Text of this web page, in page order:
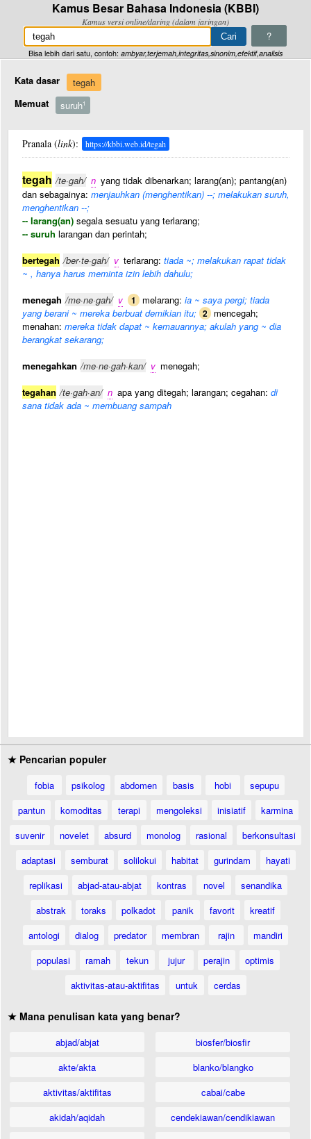
Kamus Besar Bahasa Indonesia (KBBI)
Kamus versi online/daring (dalam jaringan)
?
Bisa lebih dari satu, contoh: ambyar,terjemah,integritas,sinonim,efektif,analisis
Kata dasar
tegah
Memuat
suruh1
Pranala (link): https://kbbi.web.id/tegah
tegah /te·gah/ n yang tidak dibenarkan; larang(an); pantang(an)
dan sebagainya: menjauhkan (menghentikan) --; melakukan suruh,
menghentikan --;
-- larang(an) segala sesuatu yang terlarang;
-- suruh larangan dan perintah;
bertegah /ber·te·gah/ v terlarang: tiada ~; melakukan rapat tidak
~ , hanya harus meminta izin lebih dahulu;
menegah /me·ne·gah/ v 1 melarang: ia ~ saya pergi; tiada
yang berani ~ mereka berbuat demikian itu; 2 mencegah;
menahan: mereka tidak dapat ~ kemauannya; akulah yang ~ dia
berangkat sekarang;
menegahkan /me·ne·gah·kan/ v menegah;
tegahan /te·gah·an/ n apa yang ditegah; larangan; cegahan: di
sana tidak ada ~ membuang sampah
★ Pencarian populer
fobia psikolog abdomen basis hobi
sepupu
pantun
komoditas terapi mengoleksi inisiatif
karmina
suvenir
novelet absurd monolog rasional
berkonsultasi
adaptasi
semburat solilokui habitat gurindam
hayati
replikasi
abjad-atau-abjat kontras novel
senandika
abstrak
toraks polkadot panik favorit
kreatif
antologi
dialog predator membran rajin
mandiri
populasi
ramah tekun jujur perajin
optimis
aktivitas-atau-aktifitas
untuk cerdas
★ Mana penulisan kata yang benar?
abjad/abjat
akte/akta
aktivitas/aktifitas
akidah/aqidah
biosfer/biosfir
blanko/blangko
cabai/cabe
cendekiawan/cendikiawan